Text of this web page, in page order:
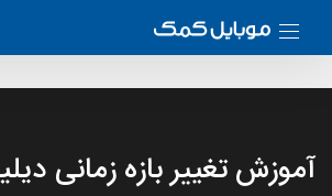
آموزش تغییر بازه زمانی